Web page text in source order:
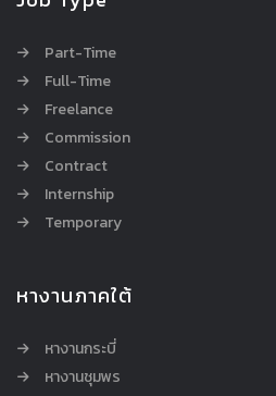
Part-Time
Full-Time
Freelance
Commission
Contract
Internship
Temporary
หางานภาคใต้
หางานกระบี่
หางานชุมพร